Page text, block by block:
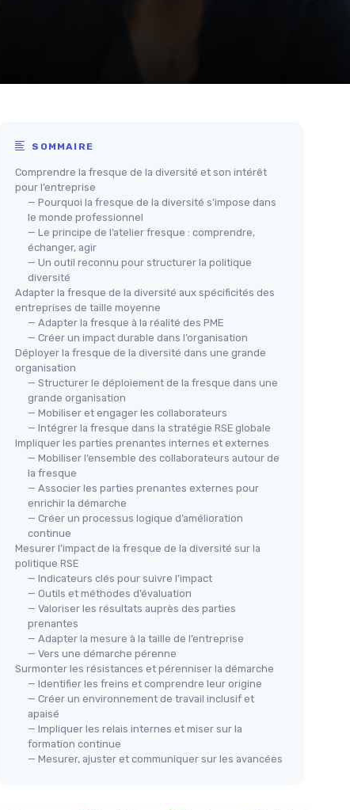
SOMMAIRE
Comprendre la fresque de la diversité et son intérêt
pour l’entreprise
— Pourquoi la fresque de la diversité s’impose dans
le monde professionnel
— Le principe de l’atelier fresque : comprendre,
échanger, agir
— Un outil reconnu pour structurer la politique
diversité
Adapter la fresque de la diversité aux spécificités des
entreprises de taille moyenne
— Adapter la fresque à la réalité des PME
— Créer un impact durable dans l’organisation
Déployer la fresque de la diversité dans une grande
organisation
— Structurer le déploiement de la fresque dans une
grande organisation
— Mobiliser et engager les collaborateurs
— Intégrer la fresque dans la stratégie RSE globale
Impliquer les parties prenantes internes et externes
— Mobiliser l’ensemble des collaborateurs autour de
la fresque
— Associer les parties prenantes externes pour
enrichir la démarche
— Créer un processus logique d’amélioration
continue
Mesurer l’impact de la fresque de la diversité sur la
politique RSE
— Indicateurs clés pour suivre l’impact
— Outils et méthodes d’évaluation
— Valoriser les résultats auprès des parties
prenantes
— Adapter la mesure à la taille de l’entreprise
— Vers une démarche pérenne
Surmonter les résistances et pérenniser la démarche
— Identifier les freins et comprendre leur origine
— Créer un environnement de travail inclusif et
apaisé
— Impliquer les relais internes et miser sur la
formation continue
— Mesurer, ajuster et communiquer sur les avancées